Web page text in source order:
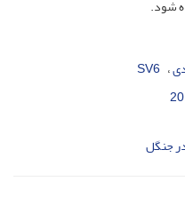
شود.
SV6
جنگل